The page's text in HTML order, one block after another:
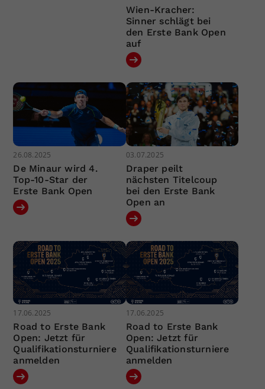
Wien-Kracher:
Sinner schlägt bei
den Erste Bank Open
auf
26.08.2025
De Minaur wird 4.
Top-10-Star der
Erste Bank Open
03.07.2025
Draper peilt
nächsten Titelcoup
bei den Erste Bank
Open an
17.06.2025
Road to Erste Bank
Open: Jetzt für
Qualifikationsturniere
anmelden
17.06.2025
Road to Erste Bank
Open: Jetzt für
Qualifikationsturniere
anmelden